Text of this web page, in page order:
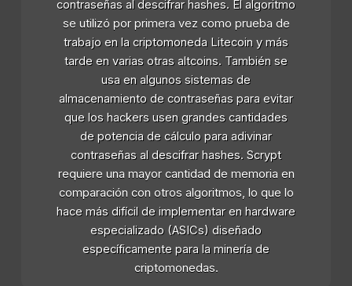
contraseñas al descifrar hashes. El algoritmo
se utilizó por primera vez como prueba de
trabajo en la criptomoneda Litecoin y más
tarde en varias otras altcoins. También se
usa en algunos sistemas de
almacenamiento de contraseñas para evitar
que los hackers usen grandes cantidades
de potencia de cálculo para adivinar
contraseñas al descifrar hashes. Scrypt
requiere una mayor cantidad de memoria en
comparación con otros algoritmos, lo que lo
hace más difícil de implementar en hardware
especializado (ASICs) diseñado
específicamente para la minería de
criptomonedas.